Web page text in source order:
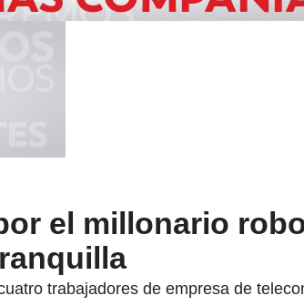
el millonario
trabajadores de empresa de